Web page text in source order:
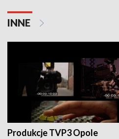
INNE
Produkcje TVP3 Opole